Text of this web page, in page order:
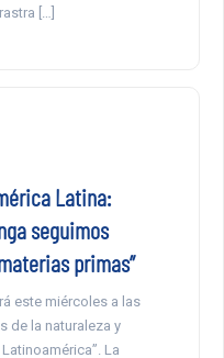
[…]
Latina:
seguimos
primas”
este miércoles a las
de la naturaleza y
La